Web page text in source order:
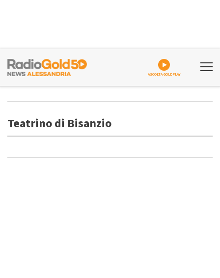
ASCOLTA GOLDPLAY
Teatrino di Bisanzio